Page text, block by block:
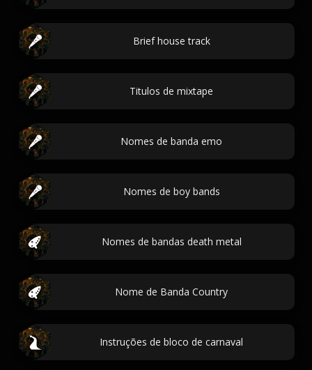
Brief house track
Titulos de mixtape
Nomes de banda emo
Nomes de boy bands
Nomes de bandas death metal
Nome de Banda Country
Instruções de bloco de carnaval